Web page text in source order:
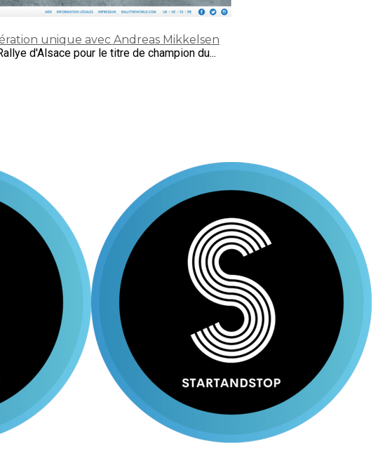
unique avec Andreas Mikkelsen
d'Alsace pour le titre de champion du...